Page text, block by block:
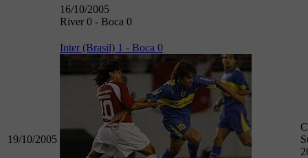
16/10/2005
River 0 - Boca 0
19/10/2005
Inter (Brasil) 1 - Boca 0